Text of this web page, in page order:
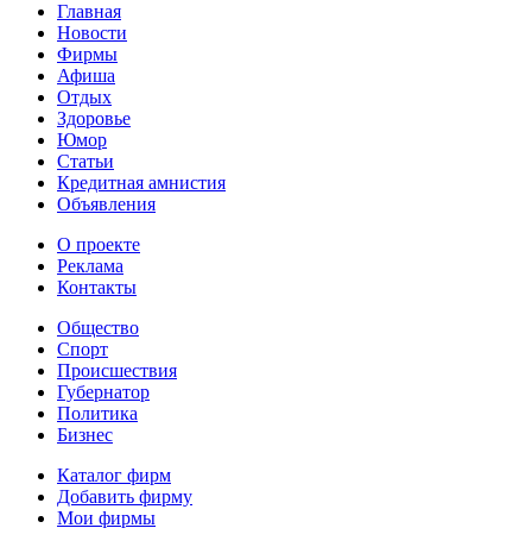
Главная
Новости
Фирмы
Афиша
Отдых
Здоровье
Юмор
Статьи
Кредитная амнистия
Объявления
О проекте
Реклама
Контакты
Общество
Спорт
Происшествия
Губернатор
Политика
Бизнес
Каталог фирм
Добавить фирму
Мои фирмы